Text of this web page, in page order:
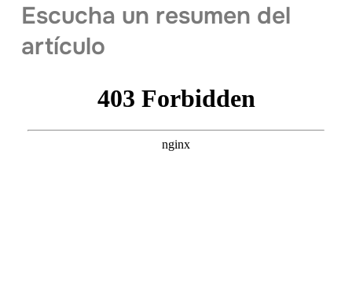
Escucha un resumen del
artículo